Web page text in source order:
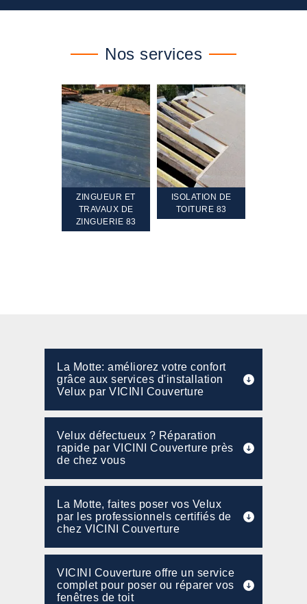
Nos services
ZINGUEUR ET
TRAVAUX DE
ZINGUERIE 83
ISOLATION DE
TOITURE 83
La Motte: améliorez votre confort
grâce aux services d'installation
Velux par VICINI Couverture
Velux défectueux ? Réparation
rapide par VICINI Couverture près
de chez vous
La Motte, faites poser vos Velux
par les professionnels certifiés de
chez VICINI Couverture
VICINI Couverture offre un service
complet pour poser ou réparer vos
fenêtres de toit